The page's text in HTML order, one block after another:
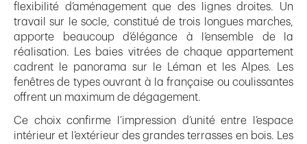
flexibilité d’aménagement que des lignes droites. Un
travail sur le socle, constitué de trois longues marches,
apporte beaucoup d’élégance à l’ensemble de la
réalisation. Les baies vitrées de chaque appartement
cadrent le panorama sur le Léman et les Alpes. Les
fenêtres de types ouvrant à la française ou coulissantes
offrent un maximum de dégagement.
Ce choix confirme l’impression d’unité entre l’espace
intérieur et l’extérieur des grandes terrasses en bois. Les